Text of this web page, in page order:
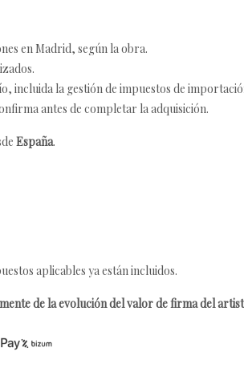
en Madrid, según la obra.
incluida la gestión de impuestos de
antes de completar la adquisición.
España.
aplicables ya están incluidos.
de la evolución del valor de firma del